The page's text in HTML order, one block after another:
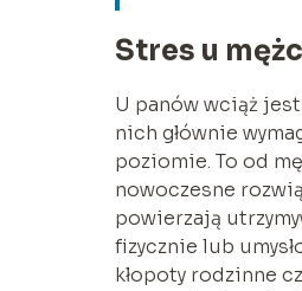
Stres u
U panów wciąż
nich głównie
poziomie. To od
nowoczesne
powierzają
fizycznie lub
kłopoty rodzinne